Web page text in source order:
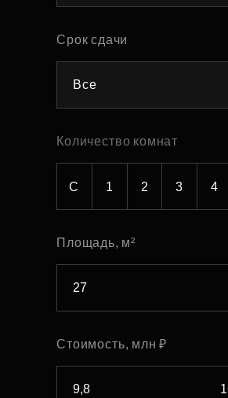
Срок сдачи
Все
Количество комнат
С 1 2 3 4
Площадь, м²
Стоимость, млн ₽